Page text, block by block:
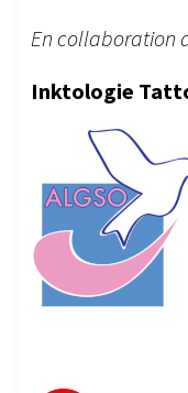
En collaboration
Inktologie